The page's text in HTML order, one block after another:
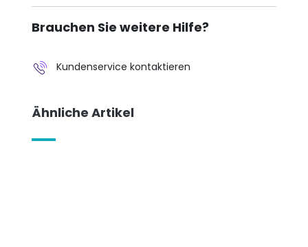
Brauchen Sie weitere Hilfe?
Kundenservice kontaktieren
Ähnliche Artikel